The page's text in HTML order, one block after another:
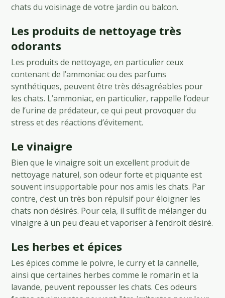
chats du voisinage de votre jardin ou balcon.
Les produits de nettoyage très
odorants
Les produits de nettoyage, en particulier ceux
contenant de l’ammoniac ou des parfums
synthétiques, peuvent être très désagréables pour
les chats. L’ammoniac, en particulier, rappelle l’odeur
de l’urine de prédateur, ce qui peut provoquer du
stress et des réactions d’évitement.
Le vinaigre
Bien que le vinaigre soit un excellent produit de
nettoyage naturel, son odeur forte et piquante est
souvent insupportable pour nos amis les chats. Par
contre, c’est un très bon répulsif pour éloigner les
chats non désirés. Pour cela, il suffit de mélanger du
vinaigre à un peu d’eau et vaporiser à l’endroit désiré.
Les herbes et épices
Les épices comme le poivre, le curry et la cannelle,
ainsi que certaines herbes comme le romarin et la
lavande, peuvent repousser les chats. Ces odeurs